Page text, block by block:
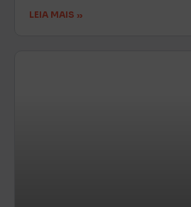
LEIA MAIS »